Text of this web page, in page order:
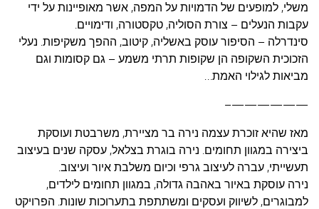
משלי, למופעים של הדמויות על המפה, אשר מאופיינות על ידי
עקבות הנעלים – צורת הסוליה, טקסטורה, ודימויים.
סינדרלה – הסיפור עוסק באשליה, קיטוב, ההפך משקיפות. נעלי
הזכוכית השקופה הן שקופות תרתי משמע – גם קסומות וגם
מביאות לגילוי האמת…
——————–
מאז שהיא זוכרת עצמה נירה בר מציירת, משרבטת ועוסקת
ביצירה במגוון תחומים. נירה בוגרת בצלאל, עסקה שנים בעיצוב
תעשייתי, עברה לעיצוב גרפי וכיום משלבת איור ועיצוב.
נירה עוסקת באיור באהבה גדולה, במגוון תחומים לילדים,
למבוגרים, לשיווק ועסקים ומשתתפת בתערוכות שונות. הפרויקט